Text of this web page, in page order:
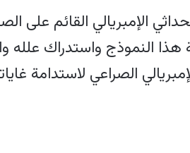
الإمبريالي القائم على
هذا النموذج واستدراك علله
الصراعي لاستدامة